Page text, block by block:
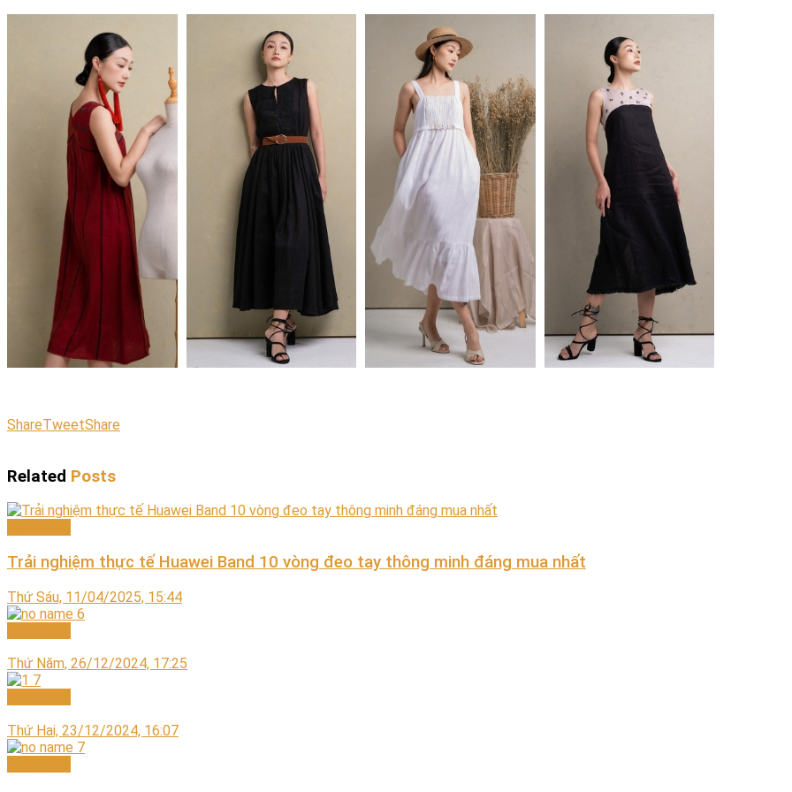
ShareTweetShare
Related Posts
Trải nghiệm thực tế Huawei Band 10 vòng đeo tay thông minh đáng mua nhất
Thứ Sáu, 11/04/2025, 15:44
Thứ Năm, 26/12/2024, 17:25
Thứ Hai, 23/12/2024, 16:07